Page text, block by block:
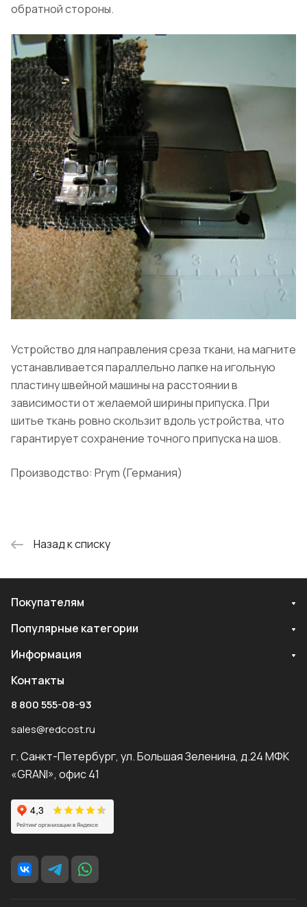
обратной стороны.
Устройство для направления среза ткани, на магните
устанавливается параллельно лапке на игольную
пластину швейной машины на расстоянии в
зависимости от желаемой ширины припуска. При
шитье ткань ровно скользит вдоль устройства, что
гарантирует сохранение точного припуска на шов.
Производство: Prym (Германия)
Назад к списку
Покупателям
Популярные категории
Информация
Контакты
8 800 555-08-93
sales@redcost.ru
г. Санкт-Петербург, ул. Большая Зеленина, д.24 МФК
«GRANI», офис 41